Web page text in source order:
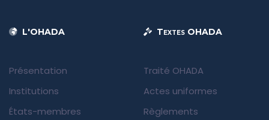
L'OHADA
Présentation
Institutions
États-membres
Textes OHADA
Traité OHADA
Actes uniformes
Règlements